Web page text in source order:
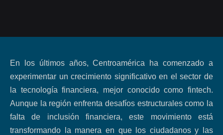
En los últimos años, Centroamérica ha comenzado a
experimentar un crecimiento significativo en el sector de
la tecnología financiera, mejor conocido como fintech.
Aunque la región enfrenta desafíos estructurales como la
falta de inclusión financiera, este movimiento está
transformando la manera en que los ciudadanos y las